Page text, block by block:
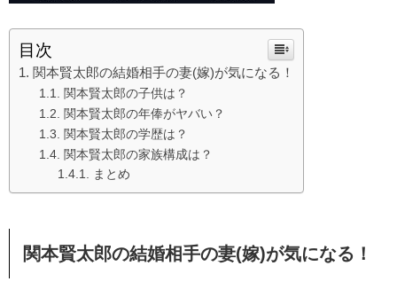
目次
関本賢太郎の結婚相手の妻(嫁)が気になる！
関本賢太郎の子供は？
関本賢太郎の年俸がヤバい？
関本賢太郎の学歴は？
関本賢太郎の家族構成は？
まとめ
関本賢太郎の結婚相手の妻(嫁)が気になる！